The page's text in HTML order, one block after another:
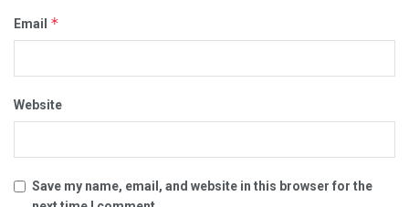
Email *
Website
Save my name, email, and website in this browser for the